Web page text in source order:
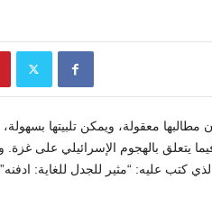
معقولة، ويمكن تلبيتها
يتعلق بالهجوم الإسرائيلي على غزة.
كتب عليه: “مثير للجدل للغاية: ادفنه”.